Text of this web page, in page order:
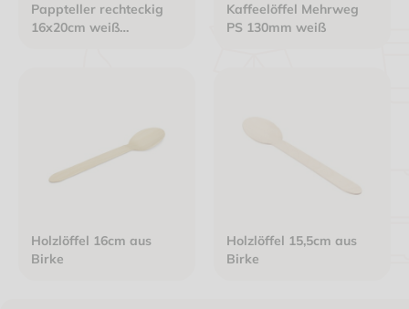
Pappteller rechteckig
16x20cm weiß
Kaffeelöffel Mehrweg
PS 130mm weiß
Holzlöffel 16cm aus
Birke
Holzlöffel 15,5cm aus
Birke